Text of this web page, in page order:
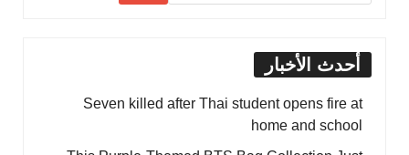
أحدث الأخبار
Seven killed after Thai student opens fire at
home and school